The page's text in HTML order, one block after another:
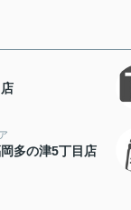
多の津5丁目店